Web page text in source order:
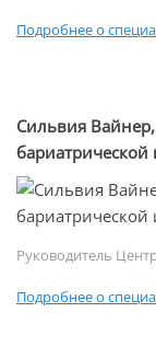
Подробнее о
Сильвия Вайнер,
Руководитель
Подробнее о